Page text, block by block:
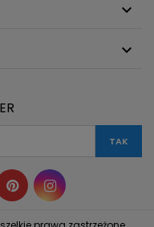


PinterestInstagram